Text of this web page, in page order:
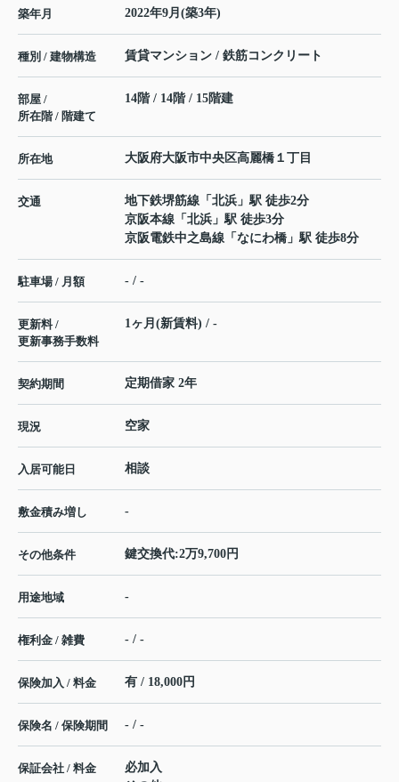
築年月 2022年9月(築3年)
種別 / 建物構造 賃貸マンション / 鉄筋コンクリート
部屋 /
所在階 / 階建て
14階 / 14階 / 15階建
所在地 大阪府大阪市中央区高麗橋 １丁目
交通 地下鉄堺筋線 「 北浜 」駅 徒歩2分
京阪本線 「 北浜 」駅 徒歩3分
京阪電鉄中之島線 「 なにわ橋 」駅 徒歩8分
駐車場 / 月額 - / -
更新料 /
更新事務手数料
1ヶ月(新賃料) / -
契約期間 定期借家 2年
現況 空家
入居可能日 相談
敷金積み増し -
その他条件 鍵交換代:2万9,700円
用途地域 -
権利金 / 雑費 - / -
保険加入 / 料金 有 / 18,000円
保険名 / 保険期間 - / -
保証会社 / 料金
必加入